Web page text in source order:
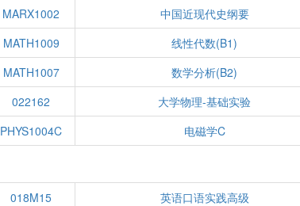
MARX1002
中国近现代史纲要
MATH1009
线性代数(B1)
MATH1007
数学分析(B2)
022162
大学物理-基础实验
PHYS1004C
电磁学C
018M15 英语口语实践高级